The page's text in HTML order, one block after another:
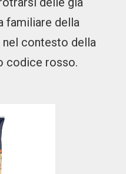
familiare della
nel contesto della
codice rosso.